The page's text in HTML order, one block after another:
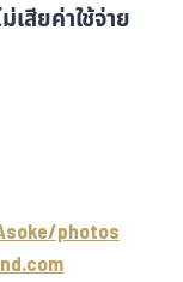
สียค่าใช้จ่าย
photos